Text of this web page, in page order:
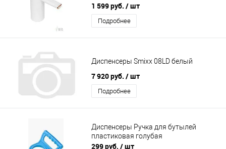
1 599 руб. / шт
Подробнее
Диспенсеры Smixx 08LD белый
7 920 руб. / шт
Подробнее
Диспенсеры Ручка для бутылей
пластиковая голубая
299 руб. / шт